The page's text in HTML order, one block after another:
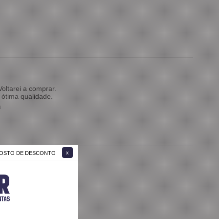
DE DESCONTO
a comprar.
qualidade.
todos.